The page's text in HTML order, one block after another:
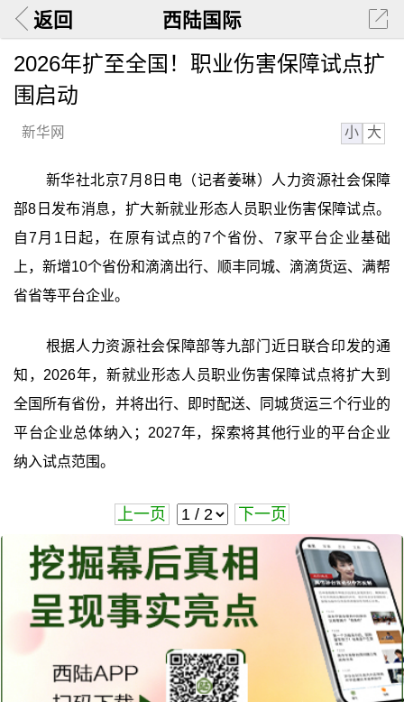
返回 西陆国际
2026年扩至全国！职业伤害保障试点扩
围启动
新华网 小 大
新华社北京7月8日电（记者姜琳）人力资源社会保障
部8日发布消息，扩大新就业形态人员职业伤害保障试点。
自7月1日起，在原有试点的7个省份、7家平台企业基础
上，新增10个省份和滴滴出行、顺丰同城、滴滴货运、满帮
省省等平台企业。
根据人力资源社会保障部等九部门近日联合印发的通
知，2026年，新就业形态人员职业伤害保障试点将扩大到
全国所有省份，并将出行、即时配送、同城货运三个行业的
平台企业总体纳入；2027年，探索将其他行业的平台企业
纳入试点范围。
上一页 下一页